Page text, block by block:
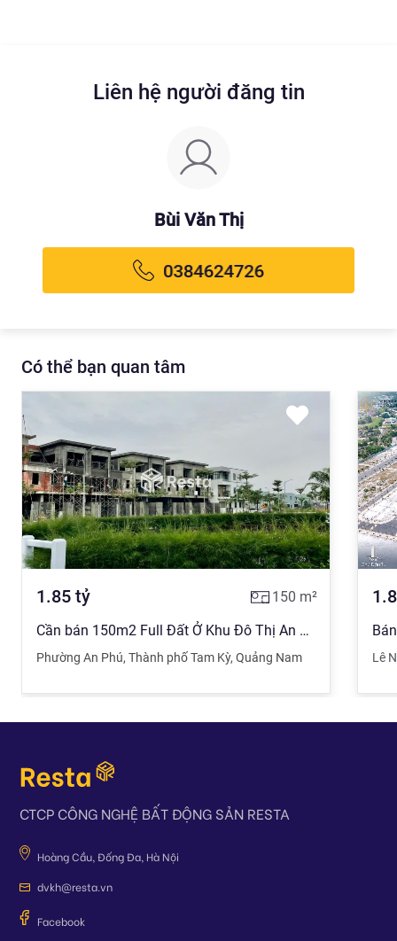
Liên hệ người đăng tin
Bùi Văn Thị
Có thể bạn quan tâm
1.85 tỷ 150 m²
Cần bán 150m2 Full Đất Ở Khu Đô Thị An Phú- The Trident City Tp. Tam Kỳ Quảng Nam Giá Chỉ 1tỷ 8xx
Phường An Phú, Thành phố Tam Kỳ, Quảng Nam Lê
CTCP CÔNG NGHỆ BẤT ĐỘNG SẢN RESTA
Hoàng Cầu, Đống Đa, Hà Nội
dvkh@resta.vn
Facebook